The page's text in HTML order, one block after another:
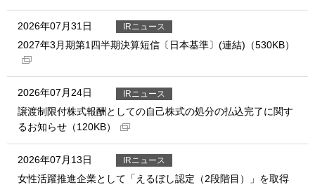
2026年07月31日 IRニュース
2027年3月期第1四半期決算短信〔日本基準〕(連結)（530KB）
2026年07月24日 IRニュース
譲渡制限付株式報酬としての自己株式の処分の払込完了に関す
るお知らせ（120KB）
2026年07月13日 IRニュース
女性活躍推進企業として「えるぼし認定（2段階目）」を取得